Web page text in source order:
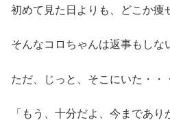
初めて見た日よりも、どこか痩
そんなコロちゃんは返事もしな
ただ、じっと、そこにいた・・
「もう、十分だよ、今まであり